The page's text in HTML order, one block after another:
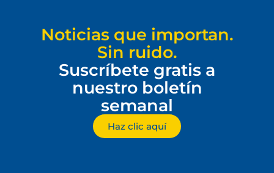
Noticias que importan.
Sin ruido.
Suscríbete gratis a
nuestro boletín
semanal
Haz clic aquí